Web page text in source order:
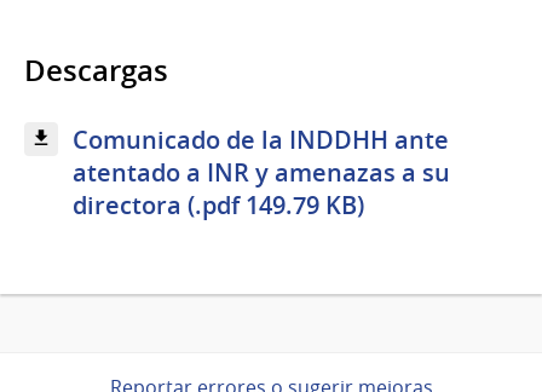
Descargas
Comunicado de la INDDHH ante
atentado a INR y amenazas a su
directora (.pdf 149.79 KB)
Reportar errores o sugerir mejoras